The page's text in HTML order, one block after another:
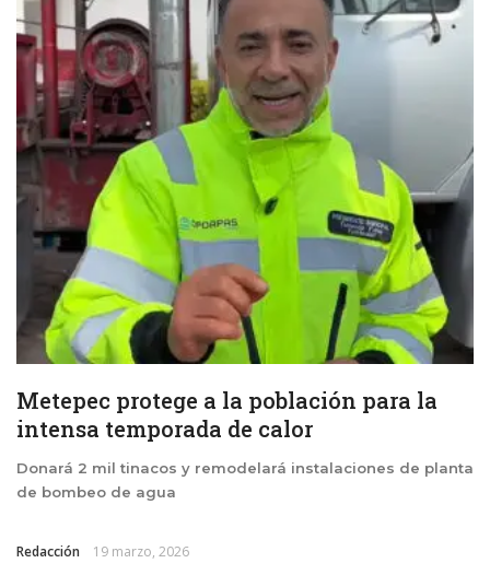
Metepec protege a la población para la
intensa temporada de calor
Donará 2 mil tinacos y remodelará instalaciones de planta
de bombeo de agua
Redacción 19 marzo, 2026